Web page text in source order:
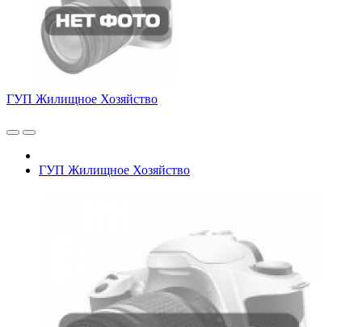
ГУП Жилищное Хозяйство
ГУП Жилищное Хозяйство